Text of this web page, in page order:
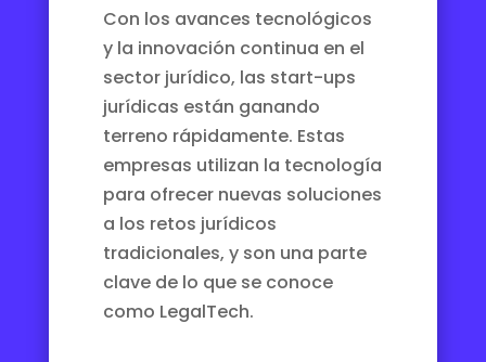
Con los avances tecnológicos
y la innovación continua en el
sector jurídico, las start-ups
jurídicas están ganando
terreno rápidamente. Estas
empresas utilizan la tecnología
para ofrecer nuevas soluciones
a los retos jurídicos
tradicionales, y son una parte
clave de lo que se conoce
como LegalTech.